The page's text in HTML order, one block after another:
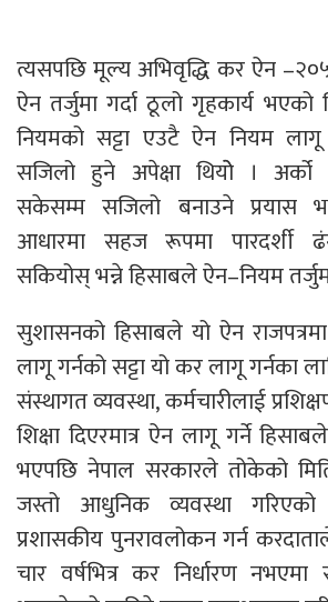
त्यसपछि मूल्य अभिवृद्धि कर ऐन
ऐन तर्जुमा गर्दा ठूलो गृहकार्य भएको
नियमको सट्टा एउटै ऐन नियम लागू
सजिलो हुने अपेक्षा थियोे । अर्को
सकेसम्म सजिलो बनाउने प्रयास
आधारमा सहज रूपमा
सकियोस् भन्ने हिसाबले ऐन–नियम
सुशासनको हिसाबले यो ऐन
लागू गर्नको सट्टा यो कर लागू गर्नका
संस्थागत व्यवस्था, कर्मचारीलाई
शिक्षा दिएरमात्र ऐन लागू गर्ने
भएपछि नेपाल सरकारले तोकेको
जस्तो आधुनिक व्यवस्था
प्रशासकीय पुनरावलोकन गर्न
चार वर्षभित्र कर निर्धारण नभएमा